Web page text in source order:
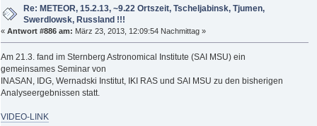
Re: METEOR, 15.2.13, ~9.22 Ortszeit, Tscheljabinsk, Tjumen,
Swerdlowsk, Russland !!!
« Antwort #886 am: März 23, 2013, 12:09:54 Nachmittag »
Am 21.3. fand im Sternberg Astronomical Institute (SAI MSU) ein
gemeinsames Seminar von
INASAN, IDG, Wernadski Institut, IKI RAS und SAI MSU zu den bisherigen
Analyseergebnissen statt.
VIDEO-LINK